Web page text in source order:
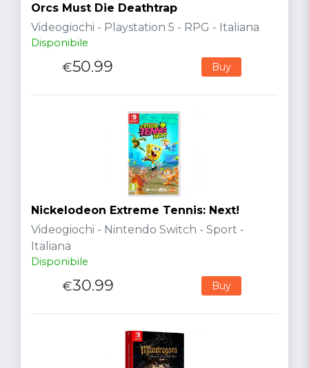
Orcs Must Die Deathtrap
Videogiochi - Playstation 5 - RPG - Italiana
Disponibile
€50.99 Buy
Nickelodeon Extreme Tennis: Next!
Videogiochi - Nintendo Switch - Sport -
Italiana
Disponibile
€30.99 Buy